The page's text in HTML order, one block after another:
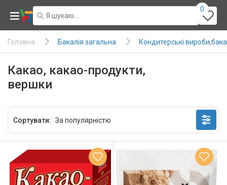
0
Головна Бакалія загальна Кондитерські
Какао, какао-продукти,
вершки
Сортувати: